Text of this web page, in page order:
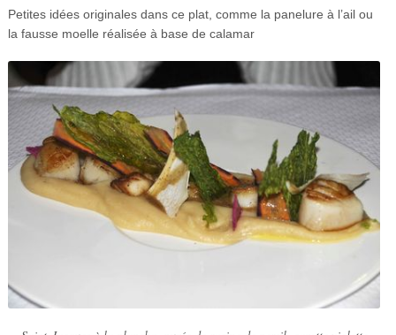
Petites idées originales dans ce plat, comme la panelure à l’ail ou
la fausse moelle réalisée à base de calamar